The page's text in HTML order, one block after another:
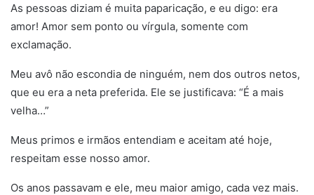
As pessoas diziam é muita paparicação, e eu digo: era
amor! Amor sem ponto ou vírgula, somente com
exclamação.
Meu avô não escondia de ninguém, nem dos outros netos,
que eu era a neta preferida. Ele se justificava: “É a mais
velha…”
Meus primos e irmãos entendiam e aceitam até hoje,
respeitam esse nosso amor.
Os anos passavam e ele, meu maior amigo, cada vez mais.